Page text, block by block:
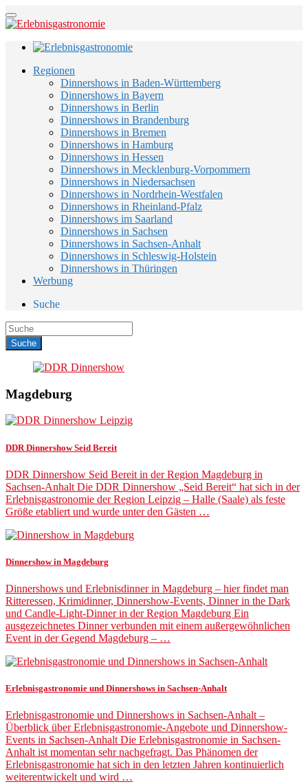
Regionen
Dinnershows in Baden-Württemberg
Dinnershows in Bayern
Dinnershows in Berlin
Dinnershows in Brandenburg
Dinnershows in Bremen
Dinnershows in Hamburg
Dinnershows in Hessen
Dinnershows in Mecklenburg-Vorpommern
Dinnershows in Niedersachsen
Dinnershows in Nordrhein-Westfalen
Dinnershows in Rheinland-Pfalz
Dinnershows im Saarland
Dinnershows in Sachsen
Dinnershows in Sachsen-Anhalt
Dinnershows in Schleswig-Holstein
Dinnershows in Thüringen
Werbung
Suche
Magdeburg
DDR Dinnershow Seid Bereit
DDR Dinnershow Seid Bereit in der Region Magdeburg in
Sachsen-Anhalt Die DDR Dinnershow „Seid Bereit“ hat sich in der
Erlebnisgastronomie der Region Leipzig – Halle (Saale) als feste
Größe etabliert und wurde unter den Gästen …
Dinnershow in Magdeburg
Dinnershows und Erlebnisdinner in Magdeburg – hier findet man
Ritteressen, Krimidinner, Dinnershow-Events, Dinner in the Dark
und Candle-Light-Dinner in der Region Magdeburg Ein
ausgezeichnetes Dinner verbunden mit einem außergewöhnlichen
Event in der Gegend Magdeburg – …
Erlebnisgastronomie und Dinnershows in Sachsen-Anhalt
Erlebnisgastronomie und Dinnershows in Sachsen-Anhalt –
Überblick über Erlebnisgastronomie-Angebote und Dinnershow-
Events in Sachsen-Anhalt Die Erlebnisgastronomie in Sachsen-
Anhalt ist momentan sehr nachgefragt. Das Phänomen der
Erlebnisgastronomie hat sich in den letzten Jahren kontinuierlich
weiterentwickelt und wird …